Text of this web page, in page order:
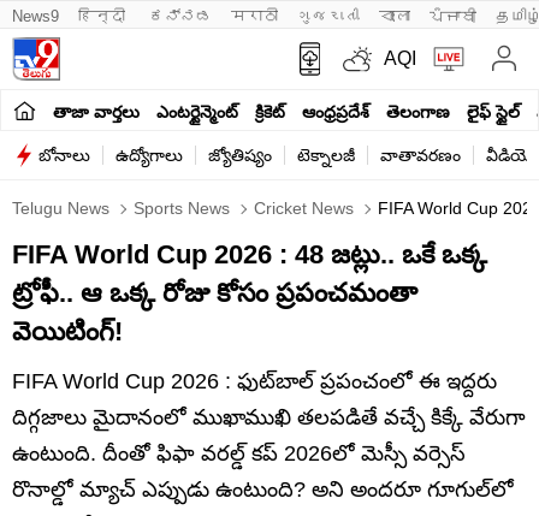
News9 हिन्दी ಕನ್ನಡ मराठी ગુજરાતી বাংলা ਪੰਜਾਬੀ
AQI
తాజా వార్తలు ఎంటర్టైన్మెంట్ క్రికెట్ ఆంధ్రప్రదేశ్ తెలంగాణ లైఫ్ స్టైల్
బోనాలు ఉద్యోగాలు జ్యోతిష్యం టెక్నాలజీ వాతావరణం
Telugu News Sports News Cricket News FIFA World Cup
FIFA World Cup 2026 : 48 జట్లు.. ఒకే ఒక్క
ట్రోఫీ.. ఆ ఒక్క రోజు కోసం ప్రపంచమంతా
వెయిటింగ్!
FIFA World Cup 2026 : ఫుట్‌బాల్ ప్రపంచంలో ఈ ఇద్దరు
దిగ్గజాలు మైదానంలో ముఖాముఖి తలపడితే వచ్చే కిక్కే వేరుగా
ఉంటుంది. దీంతో ఫిఫా వరల్డ్ కప్ 2026లో మెస్సీ వర్సెస్
రొనాల్డో మ్యాచ్ ఎప్పుడు ఉంటుంది? అని అందరూ గూగుల్‌లో